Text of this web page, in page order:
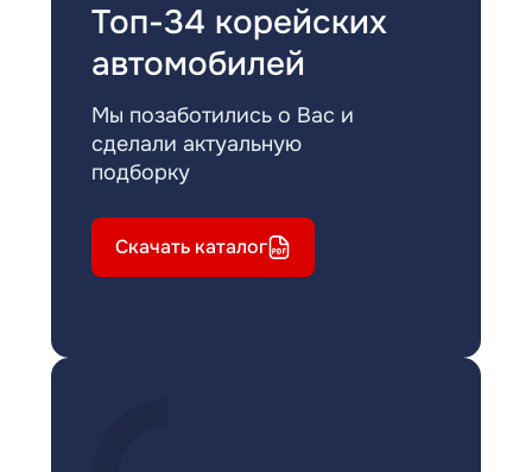
Топ-34 корейских
автомобилей
Мы позаботились о Вас и
сделали актуальную
подборку
Скачать каталог